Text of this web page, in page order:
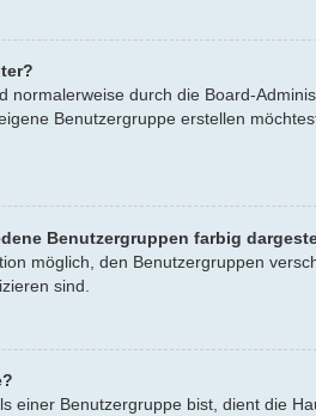
normalerweise durch die Board-
Benutzergruppe erstellen
Benutzergruppen farbig
möglich, den Benutzergruppen
sind.
einer Benutzergruppe bist, dient die